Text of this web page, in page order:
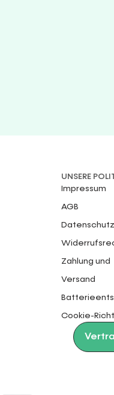
UNSERE
Impressum
AGB
Zahlung und
Versand
Cookie-